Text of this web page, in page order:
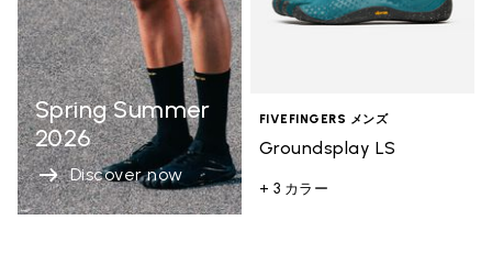
Spring Summer
2026
Discover now
FIVEFINGERS メンズ
Groundsplay LS
+ 3 カラー